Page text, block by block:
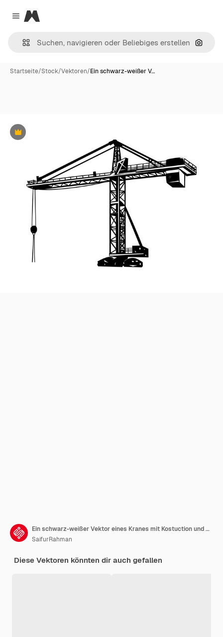
Close menu
Magnific
Nach
Startseite/Stock/Vektoren/Ein schwarz-weißer V…
Premium
Ein schwarz-weißer Vektor eines Kranes mit Kostuction und Stadt-Hintergrund-Vektor
SaifurRahman
Diese Vektoren könnten dir auch gefallen